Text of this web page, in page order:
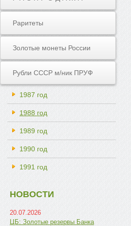
Раритеты
Золотые монеты России
Рубли СССР м/ник ПРУФ
1987 год
1988 год
1989 год
1990 год
1991 год
НОВОСТИ
20.07.2026
ЦБ: Золотые резервы Банка